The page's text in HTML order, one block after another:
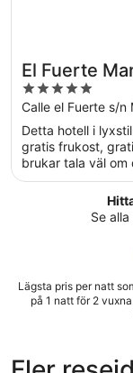
El Fuerte
5
out
of
5
Calle el Fuerte s/n
Detta hotell i
gratis frukost,
brukar tala väl om
Se
Lägsta pris per natt
på 1 natt för 2